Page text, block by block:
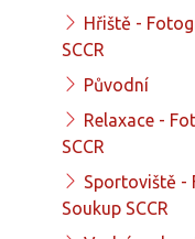
Hřiště -
SCCR
Původní
Relaxace -
SCCR
Sportoviště -
Soukup SCCR